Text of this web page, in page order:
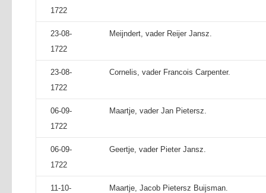
1722
23-08-
1722
Meijndert, vader Reijer Jansz.
23-08-
1722
Cornelis, vader Francois Carpenter.
06-09-
1722
Maartje, vader Jan Pietersz.
06-09-
1722
Geertje, vader Pieter Jansz.
11-10-
Maartje, Jacob Pietersz Buijsman.